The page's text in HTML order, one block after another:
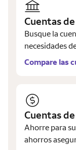
Cuentas
Busque la
necesidades
Compare las
Cuentas
Ahorre para
ahorros